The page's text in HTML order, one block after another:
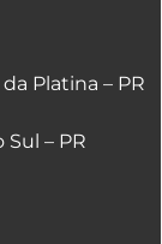
Platina – PR
– PR